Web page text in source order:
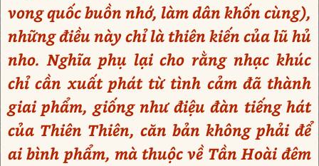
vong quốc buồn nhớ, làm dân khốn cùng),
những điều này chỉ là thiên kiến của lũ hủ
nho. Nghĩa phụ lại cho rằng nhạc khúc
chỉ cần xuất phát từ tình cảm đã thành
giai phẩm, giống như điệu đàn tiếng hát
của Thiên Thiên, căn bản không phải để
ai bình phẩm, mà thuộc về Tần Hoài đêm